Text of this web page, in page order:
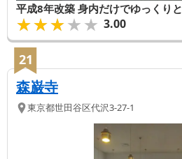
平成8年改築 身内だけでゆっくりと
★★★★★
★★★★★ 3.00
21
森巌寺
東京都世田谷区代沢3-27-1